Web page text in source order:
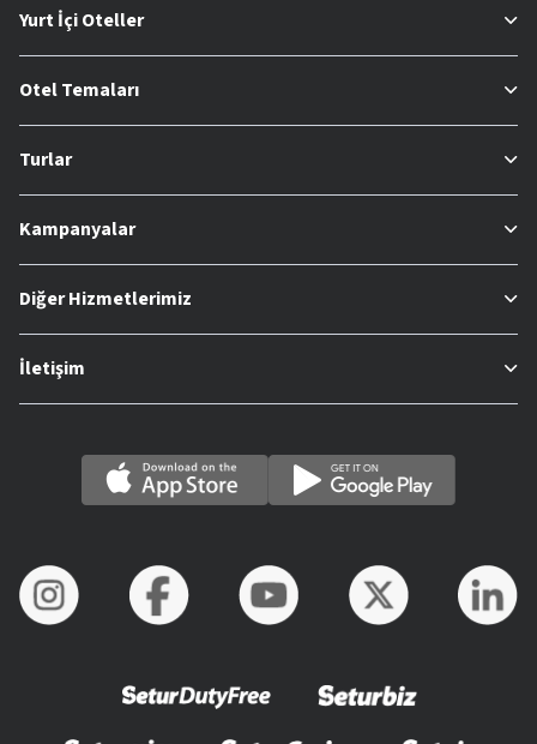
Yurt İçi Oteller
Otel Temaları
Turlar
Kampanyalar
Diğer Hizmetlerimiz
İletişim